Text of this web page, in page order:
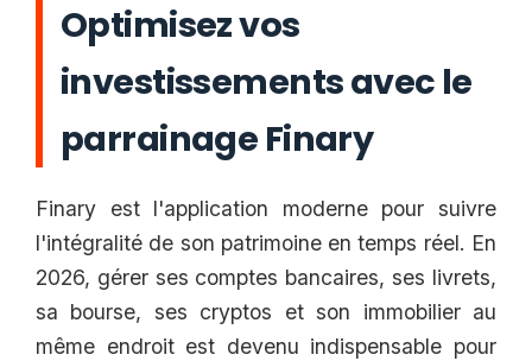
Optimisez vos
investissements avec le
parrainage Finary
Finary est l'application moderne pour suivre
l'intégralité de son patrimoine en temps réel. En
2026, gérer ses comptes bancaires, ses livrets,
sa bourse, ses cryptos et son immobilier au
même endroit est devenu indispensable pour